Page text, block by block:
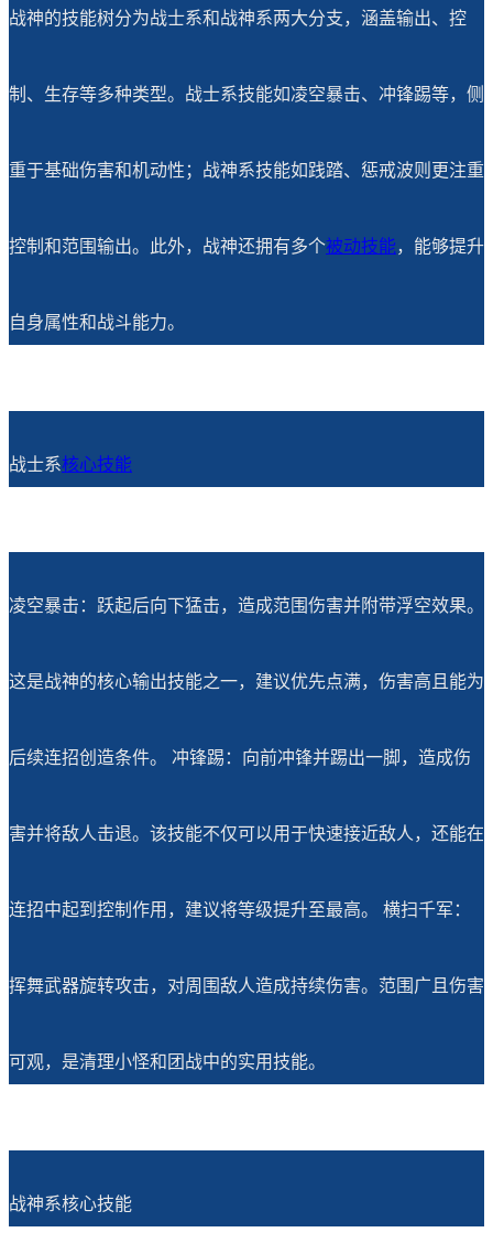
战神的技能树分为战士系和战神系两大分支，涵盖输出、控
制、生存等多种类型。战士系技能如凌空暴击、冲锋踢等，侧
重于基础伤害和机动性；战神系技能如践踏、惩戒波则更注重
控制和范围输出。此外，战神还拥有多个被动技能，能够提升
自身属性和战斗能力。
战士系核心技能
凌空暴击：跃起后向下猛击，造成范围伤害并附带浮空效果。
这是战神的核心输出技能之一，建议优先点满，伤害高且能为
后续连招创造条件。 冲锋踢：向前冲锋并踢出一脚，造成伤
害并将敌人击退。该技能不仅可以用于快速接近敌人，还能在
连招中起到控制作用，建议将等级提升至最高。 横扫千军：
挥舞武器旋转攻击，对周围敌人造成持续伤害。范围广且伤害
可观，是清理小怪和团战中的实用技能。
战神系核心技能